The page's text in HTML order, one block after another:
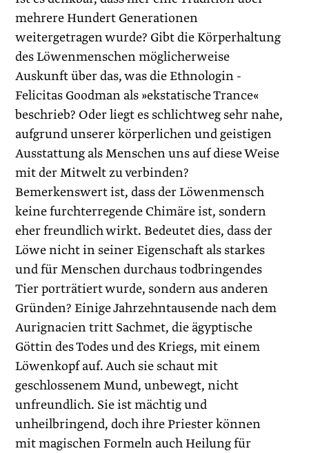
mehrere Hundert Generatio­nen
weitergetragen wurde? Gibt die Körperhaltung
des Löwenmenschen möglicherweise
Auskunft über das, was die Ethnologin ­
Felicitas Goodman als »ekstatische Trance«
beschrieb? Oder liegt es schlichtweg sehr nahe,
aufgrund unserer körperlichen und geistigen
Ausstattung als Menschen uns auf diese Weise
mit der Mitwelt zu ver­binden?
Bemerkenswert ist, dass der Löwenmensch
keine furchterregende Chimäre ist, sondern
eher freundlich wirkt. Bedeutet dies, dass der
Löwe nicht in seiner Eigenschaft als starkes
und für Menschen durchaus todbringendes
Tier porträtiert wurde, sondern aus anderen
Gründen? Einige Jahr­zehntausende nach dem
Aurignacien tritt Sachmet, die ägyptische
Göttin des Todes und des Kriegs, mit einem
Löwenkopf auf. Auch sie schaut mit
geschlossenem Mund, unbewegt, nicht
unfreundlich. Sie ist mächtig und
unheilbringend, doch ihre Priester können
mit magischen Formeln auch Heilung für